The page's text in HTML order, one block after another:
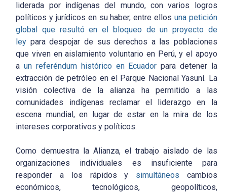
liderada por indígenas del mundo, con varios logros
políticos y jurídicos en su haber, entre ellos una petición
global que resultó en el bloqueo de un proyecto de
ley para despojar de sus derechos a las poblaciones
que viven en aislamiento voluntario en Perú, y el apoyo
aun referéndum histórico en Ecuador para detener la
extracción de petróleo en el Parque Nacional Yasuní. La
visión colectiva de la alianza ha permitido a las
comunidades indígenas reclamar el liderazgo en la
escena mundial, en lugar de estar en la mira de los
intereses corporativos y políticos.
Como demuestra la Alianza, el trabajo aislado de las
organizaciones individuales es insuficiente para
responder a los rápidos y simultáneos cambios
económicos, tecnológicos, geopolíticos,